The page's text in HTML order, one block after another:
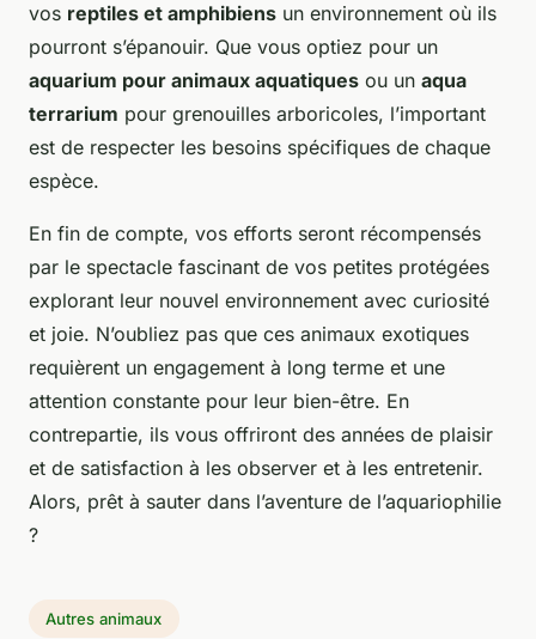
vos reptiles et amphibiens un environnement où ils
pourront s’épanouir. Que vous optiez pour un
aquarium pour animaux aquatiques ou un aqua
terrarium pour grenouilles arboricoles, l’important
est de respecter les besoins spécifiques de chaque
espèce.
En fin de compte, vos efforts seront récompensés
par le spectacle fascinant de vos petites protégées
explorant leur nouvel environnement avec curiosité
et joie. N’oubliez pas que ces animaux exotiques
requièrent un engagement à long terme et une
attention constante pour leur bien-être. En
contrepartie, ils vous offriront des années de plaisir
et de satisfaction à les observer et à les entretenir.
Alors, prêt à sauter dans l’aventure de l’aquariophilie
?
Autres animaux